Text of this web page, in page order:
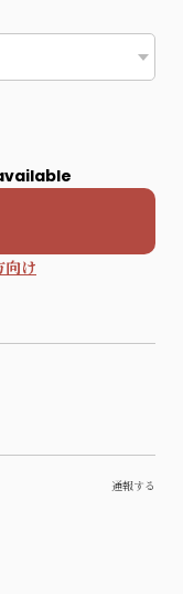
向け
通報する